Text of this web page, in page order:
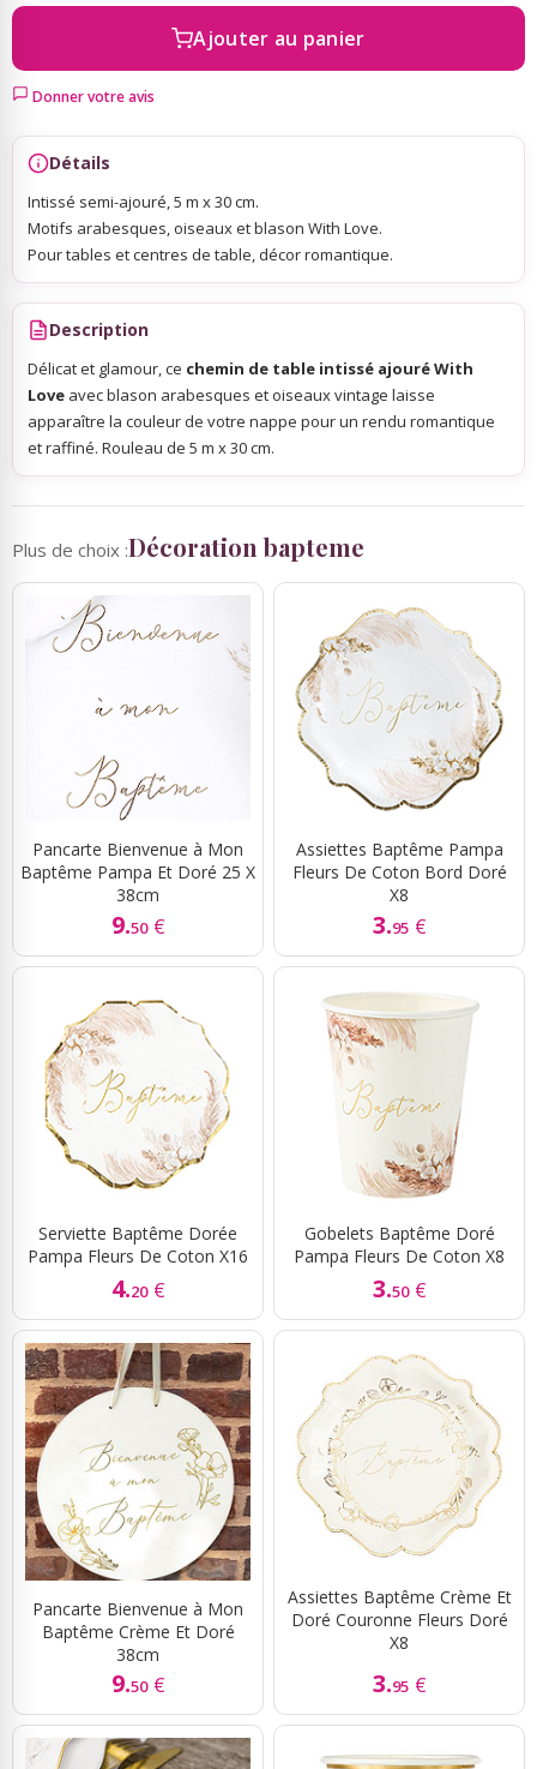
Rubans Tulle Organdi
Scrapbooking, Loisirs Créatifs
Ajouter au panier
Donner votre avis
Détails
Intissé semi-ajouré, 5 m x 30 cm.
Motifs arabesques, oiseaux et blason With Love.
Pour tables et centres de table, décor romantique.
Description
Délicat et glamour, ce chemin de table intissé ajouré With
Love avec blason arabesques et oiseaux vintage laisse
apparaître la couleur de votre nappe pour un rendu romantique
et raffiné. Rouleau de 5 m x 30 cm.
Plus de choix :Décoration bapteme
Pancarte Bienvenue à Mon
Baptême Pampa Et Doré 25 X
38cm
9.50 €
Assiettes Baptême Pampa
Fleurs De Coton Bord Doré
X8
3.95 €
Serviette Baptême Dorée
Pampa Fleurs De Coton X16
4.20 €
Gobelets Baptême Doré
Pampa Fleurs De Coton X8
3.50 €
Pancarte Bienvenue à Mon
Baptême Crème Et Doré
38cm
9.50 €
Assiettes Baptême Crème Et
Doré Couronne Fleurs Doré
X8
3.95 €